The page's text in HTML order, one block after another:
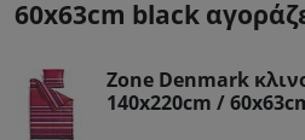
60x63cm black
Zone Denmark
140x220cm /